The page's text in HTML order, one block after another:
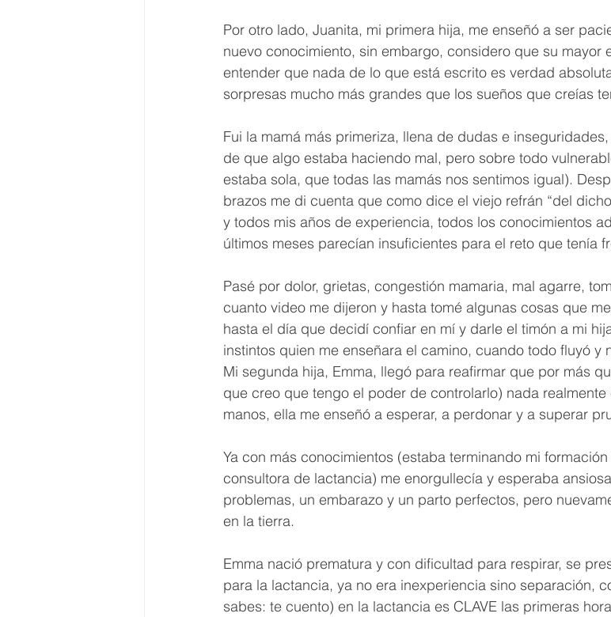
Por otro lado, Juanita, mi primera hija, me enseñó a ser
nuevo conocimiento, sin embargo, considero que su mayor
entender que nada de lo que está escrito es verdad
sorpresas mucho más grandes que los sueños que creías
Fui la mamá más primeriza, llena de dudas e
de que algo estaba haciendo mal, pero sobre todo
estaba sola, que todas las mamás nos sentimos igual).
brazos me di cuenta que como dice el viejo refrán “del
y todos mis años de experiencia, todos los conocimientos
últimos meses parecían insuficientes para el reto que tenía
Pasé por dolor, grietas, congestión mamaria, mal agarre,
cuanto video me dijeron y hasta tomé algunas cosas que
hasta el día que decidí confiar en mí y darle el timón a mi
instintos quien me enseñara el camino, cuando todo fluyó y
Mi segunda hija, Emma, llegó para reafirmar que por más
que creo que tengo el poder de controlarlo) nada
manos, ella me enseñó a esperar, a perdonar y a superar
Ya con más conocimientos (estaba terminando mi
consultora de lactancia) me enorgullecía y esperaba
problemas, un embarazo y un parto perfectos, pero
en la tierra.
Emma nació prematura y con dificultad para respirar, se
para la lactancia, ya no era inexperiencia sino separación,
sabes: te cuento) en la lactancia es CLAVE las primeras